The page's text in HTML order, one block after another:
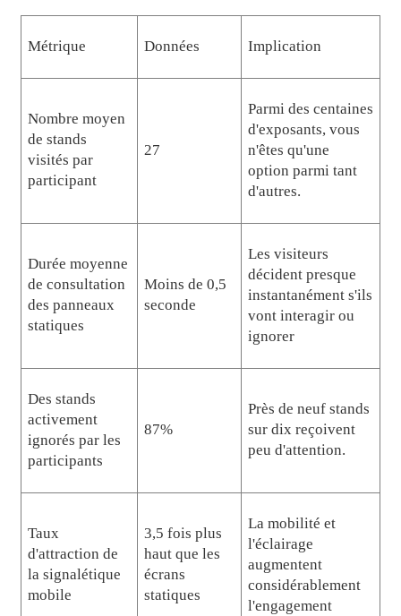
Métrique Données Implication
Nombre moyen
de stands
visités par
participant
27
Parmi des centaines
d'exposants, vous
n'êtes qu'une
option parmi tant
d'autres.
Durée moyenne
de consultation
des panneaux
statiques
Moins de 0,5
seconde
Les visiteurs
décident presque
instantanément s'ils
vont interagir ou
ignorer
Des stands
activement
ignorés par les
participants
87%
Près de neuf stands
sur dix reçoivent
peu d'attention.
Taux
d'attraction de
la signalétique
mobile
3,5 fois plus
haut que les
écrans
statiques
La mobilité et
l'éclairage
augmentent
considérablement
l'engagement